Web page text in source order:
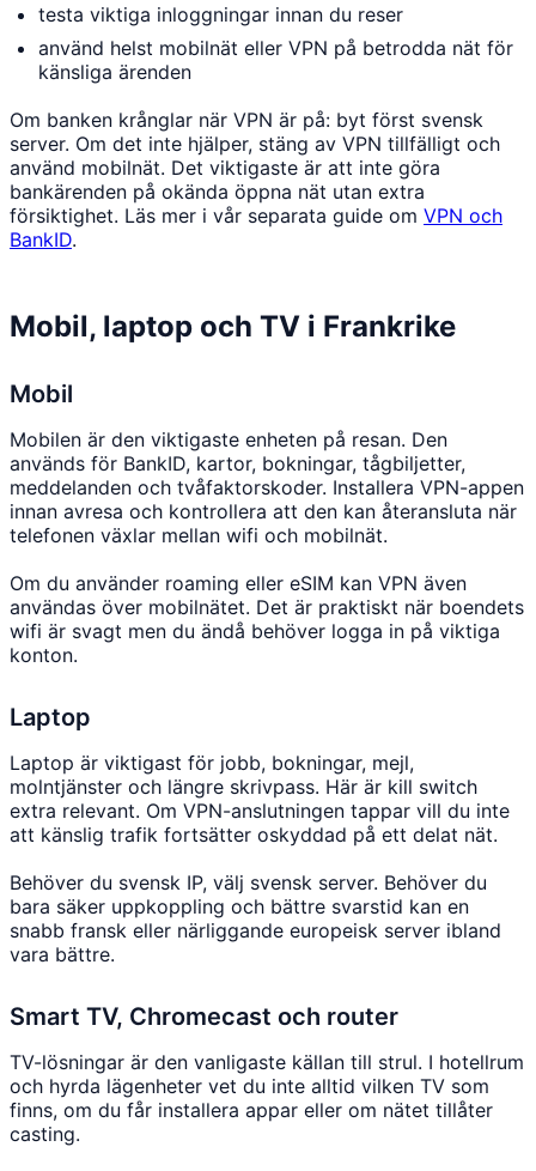
testa viktiga inloggningar innan du reser
använd helst mobilnät eller VPN på betrodda nät för
känsliga ärenden
Om banken krånglar när VPN är på: byt först svensk
server. Om det inte hjälper, stäng av VPN tillfälligt och
använd mobilnät. Det viktigaste är att inte göra
bankärenden på okända öppna nät utan extra
försiktighet. Läs mer i vår separata guide om VPN och
BankID.
Mobil, laptop och TV i Frankrike
Mobil
Mobilen är den viktigaste enheten på resan. Den
används för BankID, kartor, bokningar, tågbiljetter,
meddelanden och tvåfaktorskoder. Installera VPN-appen
innan avresa och kontrollera att den kan återansluta när
telefonen växlar mellan wifi och mobilnät.
Om du använder roaming eller eSIM kan VPN även
användas över mobilnätet. Det är praktiskt när boendets
wifi är svagt men du ändå behöver logga in på viktiga
konton.
Laptop
Laptop är viktigast för jobb, bokningar, mejl,
molntjänster och längre skrivpass. Här är kill switch
extra relevant. Om VPN-anslutningen tappar vill du inte
att känslig trafik fortsätter oskyddad på ett delat nät.
Behöver du svensk IP, välj svensk server. Behöver du
bara säker uppkoppling och bättre svarstid kan en
snabb fransk eller närliggande europeisk server ibland
vara bättre.
Smart TV, Chromecast och router
TV-lösningar är den vanligaste källan till strul. I hotellrum
och hyrda lägenheter vet du inte alltid vilken TV som
finns, om du får installera appar eller om nätet tillåter
casting.